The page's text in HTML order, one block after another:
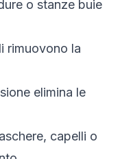
o stanze buie
rimuovono la
elimina le
capelli o